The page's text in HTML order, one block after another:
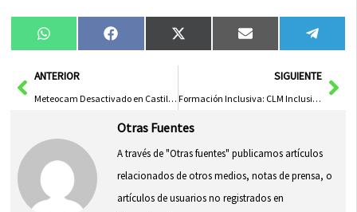
Compartir
en
WhatsAppCompartir
en
FacebookCompartir
en
X
(Twitter)
Compartir
en
Email
en
AntANTERIOR
Meteocam Desactivado en Castilla-La Mancha tras ‘Herminia’, con 310 Incidentes Registrados en la Región
SIGUIENTE
Formación Inclusiva: CLM Inclusiva y Fundación ONCE Capacitarán a 25 Personas con Discapacidad en la Región
Otras Fuentes
A través de "Otras fuentes" publicamos artículos
relacionados de otros medios, notas de prensa, o
artículos de usuarios no registrados en